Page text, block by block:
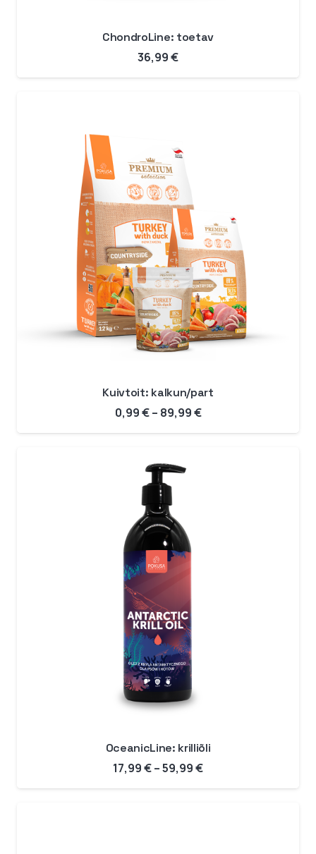
ChondroLine: toetav
36,99€
Kuivtoit: kalkun/part
0,99€ – 89,99€Hinnavahemik:
0,99 €
OceanicLine: krilliõli
17,99€–59,99€Hinnavahemik:
17,99 €